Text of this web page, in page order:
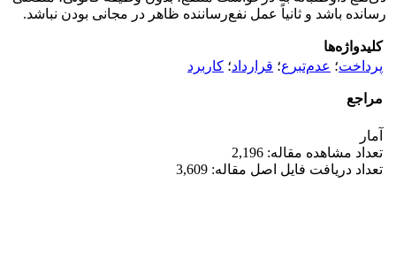
رسانده باشد و ثانیاً عمل نفع‌رساننده ظاهر در مجانی بودن نباشد.
کلیدواژه‌ها
پرداخت؛ عدم‌تبرع؛ قرارداد؛ کاربرد
مراجع
آمار
تعداد مشاهده مقاله: 2,196
تعداد دریافت فایل اصل مقاله: 3,609